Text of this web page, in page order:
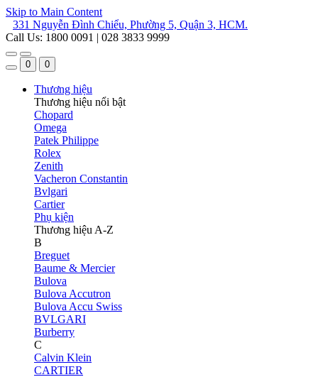
Skip to Main Content
331 Nguyễn Đình Chiểu, Phường 5, Quận 3, HCM.
Call Us: 1800 0091 | 028 3833 9999
0 0
Thương hiệu
Thương hiệu nổi bật
Chopard
Omega
Patek Philippe
Rolex
Zenith
Vacheron Constantin
Bvlgari
Cartier
Phụ kiện
Thương hiệu A-Z
B
Breguet
Baume & Mercier
Bulova
Bulova Accutron
Bulova Accu Swiss
BVLGARI
Burberry
C
Calvin Klein
CARTIER